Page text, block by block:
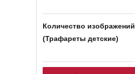
Количество изображений
(Трафареты детские)